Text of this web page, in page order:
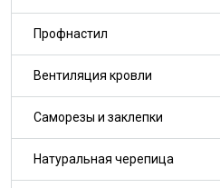
Профнастил
Вентиляция кровли
Саморезы и заклепки
Натуральная черепица